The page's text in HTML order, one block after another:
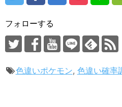
フォローする
色違いポケモン, 色違い確率